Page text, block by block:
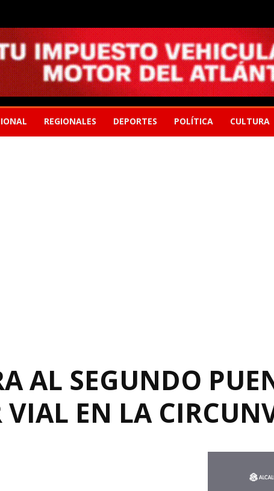
REGIONALES DEPORTES POLÍTICA CULTURA
AL SEGUNDO
EN LA